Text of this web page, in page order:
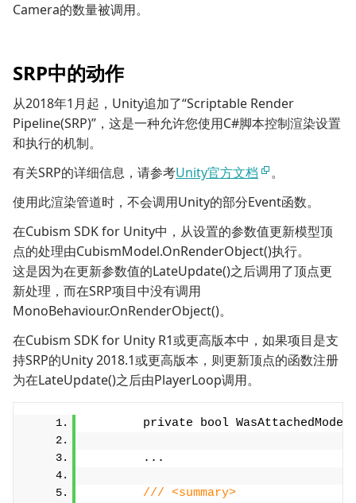
Camera的数量被调用。
SRP中的动作
从2018年1月起，Unity追加了“Scriptable Render
Pipeline(SRP)”，这是一种允许您使用C#脚本控制渲染设置
和执行的机制。
有关SRP的详细信息，请参考Unity官方文档
。
使用此渲染管道时，不会调用Unity的部分Event函数。
在Cubism SDK for Unity中，从设置的参数值更新模型顶
点的处理由CubismModel.OnRenderObject()执行。
这是因为在更新参数值的LateUpdate()之后调用了顶点更
新处理，而在SRP项目中没有调用
MonoBehaviour.OnRenderObject()。
在Cubism SDK for Unity R1或更高版本中，如果项目是支
持SRP的Unity 2018.1或更高版本，则更新顶点的函数注册
为在LateUpdate()之后由PlayerLoop调用。
private bool
        ...
/// <summary>